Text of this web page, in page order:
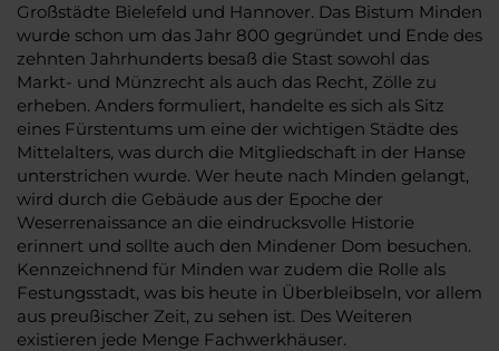
Großstädte Bielefeld und Hannover. Das Bistum Minden
wurde schon um das Jahr 800 gegründet und Ende des
zehnten Jahrhunderts besaß die Stast sowohl das
Markt- und Münzrecht als auch das Recht, Zölle zu
erheben. Anders formuliert, handelte es sich als Sitz
eines Fürstentums um eine der wichtigen Städte des
Mittelalters, was durch die Mitgliedschaft in der Hanse
unterstrichen wurde. Wer heute nach Minden gelangt,
wird durch die Gebäude aus der Epoche der
Weserrenaissance an die eindrucksvolle Historie
erinnert und sollte auch den Mindener Dom besuchen.
Kennzeichnend für Minden war zudem die Rolle als
Festungsstadt, was bis heute in Überbleibseln, vor allem
aus preußischer Zeit, zu sehen ist. Des Weiteren
existieren jede Menge Fachwerkhäuser.